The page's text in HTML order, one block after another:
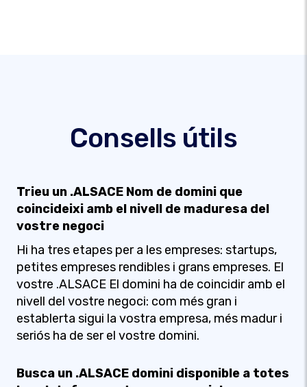
Consells útils
Trieu un .ALSACE Nom de domini que
coincideixi amb el nivell de maduresa del
vostre negoci
Hi ha tres etapes per a les empreses: startups,
petites empreses rendibles i grans empreses. El
vostre .ALSACE El domini ha de coincidir amb el
nivell del vostre negoci: com més gran i
establerta sigui la vostra empresa, més madur i
seriós ha de ser el vostre domini.
Busca un .ALSACE domini disponible a totes